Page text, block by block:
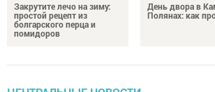
Закрутите лечо на зиму:
простой рецепт из
болгарского перца и
помидоров
День двора в
Полянах: как